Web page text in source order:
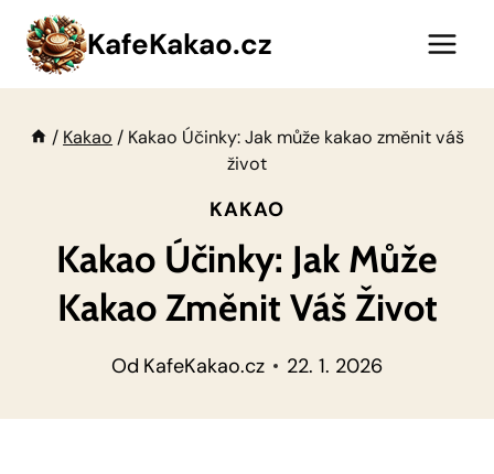
Přeskočit
obsah
KafeKakao.cz
/ Kakao / Kakao Účinky: Jak může kakao změnit váš
život
KAKAO
Kakao Účinky: Jak Může
Kakao Změnit Váš Život
Od KafeKakao.cz 22. 1. 2026